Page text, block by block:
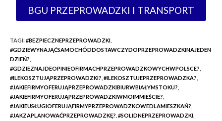
BGU PRZEPROWADZKI I TRANSPORT
TAGI:#BEZPIECZNEPRZEPROWADZKI
#GDZIEWYNAJĄĆSAMOCHÓDDOSTAWCZYDOPRZEPROWADZKINAJEDEN
DZIEŃ?
#GDZIEZNAJDEOPINIEOFIRMACHPRZEPROWADZKOWYCHWPOLSCE?
#ILEKOSZTUJĄPRZEPROWADZKI? #ILEKOSZTUJEPRZEPROWADZKA?
#JAKIEFIRMYOFERUJĄPRZEPROWADZKIBIURWBIAŁYMSTOKU?
#JAKIEFIRMYOFERUJĄPRZEPROWADZKIWMOIMMIEŚCIE?
#JAKIEUSŁUGIOFERUJĄFIRMYPRZEPROWADZKOWEDLAMIESZKAŃ?
#JAKZAPLANOWAĆPRZEPROWADZKĘ? #SOLIDNEPRZEPROWADZKI